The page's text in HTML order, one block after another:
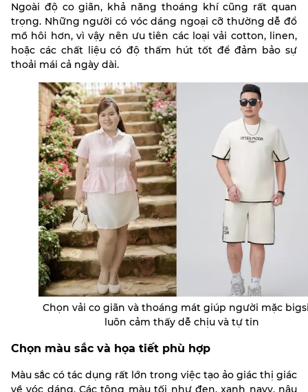
Ngoài độ co giãn, khả năng thoáng khí cũng rất quan
trọng. Những người có vóc dáng ngoại cỡ thường dễ đổ
mồ hôi hơn, vì vậy nên ưu tiên các loại vải cotton, linen,
hoặc các chất liệu có độ thấm hút tốt để đảm bảo sự
thoải mái cả ngày dài.
Chọn vải co giãn và thoáng mát giúp người mặc
luôn cảm thấy dễ chịu và tự tin
Chọn màu sắc và họa tiết phù hợp
Màu sắc có tác dụng rất lớn trong việc tạo ảo giác thị giác
về vóc dáng. Các tông màu tối như đen, xanh navy, nâu